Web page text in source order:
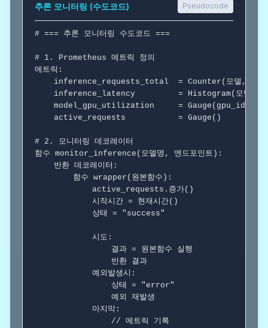
추론 모니터링 (수도코드) Pseudocode
# === 추론 모니터링 수도코드 ===
# 1. Prometheus 메트릭 정의
메트릭:
inference_requests_total  = Counter(모델, 엔
inference_latency         = Histogram(모
model_gpu_utilization     =
active_requests
# 2. 모니터링 데코레이터
함수 monitor_inference(모델명, 엔드포인트):
반환 데코레이터:
함수 wrapper(원본함수):
            active_requests.증가()
            시작시간 = 현재시간()
            상태 = "success"
시도 :
                결과 = 원본함수 실행
반환 결과
예외발생시 :
                상태 = "error"
                예외 재발생
마지막 :
// 메트릭 기록